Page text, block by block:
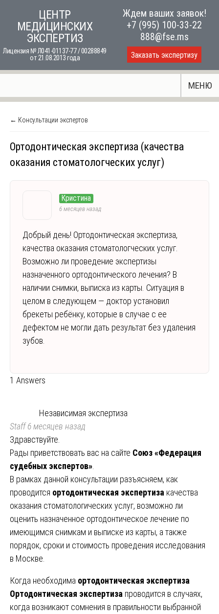
content
ЦЕНТР
МЕДИЦИНСКИХ
ЭКСПЕРТИЗ
Лицензия № Л041-01137-77 / 00288849
от 21.08.2013 года
Ждем ваших заявок!
+7 (995) 100-33-22
888@fse.ms
Заказать экспертизу
МЕНЮ
← Консультации экспертов
Ортодонтическая экспертиза (качества
оказания стоматологческих услуг)
Кристина
6 месяцев назад
Добрый день! Ортодонтическая экспертиза,
качества оказания стоматологческих услуг.
Возможно ли проведение экспертизы
назначенного ортодонтического лечения? В
наличии снимки, выписка из карты. Ситуация в
целом в следующем — доктор установил
брекеты ребёнку, которые в случае с ее
дефектом не могли дать результат без удаления
зубов.
1 Answers
Независимая экспертиза
Staff6 месяцев назад
Здравствуйте.
Рады приветствовать вас на сайте Союз «Федерация
судебных экспертов»
В рамках данной консультации разъясняем, как
проводится ортодонтическая экспертиза качества
оказания стоматологических услуг, возможно ли
оценить назначенное ортодонтическое лечение по
имеющимся снимкам и выписке из карты, а также
порядок, сроки и стоимость проведения исследования
в Москве.
Когда необходима ортодонтическая экспертиза
Ортодонтическая экспертиза проводится в случаях,
когда возникают сомнения в правильности выбранной